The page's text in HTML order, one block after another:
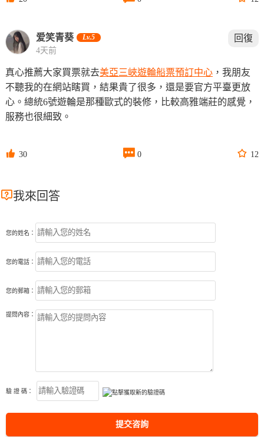
爱笑青葵 Lv.5
4天前
回復
真心推薦大家買票就去美亞三峽遊輪船票預訂中心，我朋友
不聽我的在網站瞎買，結果貴了很多，還是要官方平臺更放
心。總統6號遊輪是那種歐式的裝修，比較高雅端莊的感覺，
服務也很細致。
 30  0  12
我來回答
您的姓名：
您的電話：
您的郵箱：
提問內容：
驗 證 碼：
提交咨詢